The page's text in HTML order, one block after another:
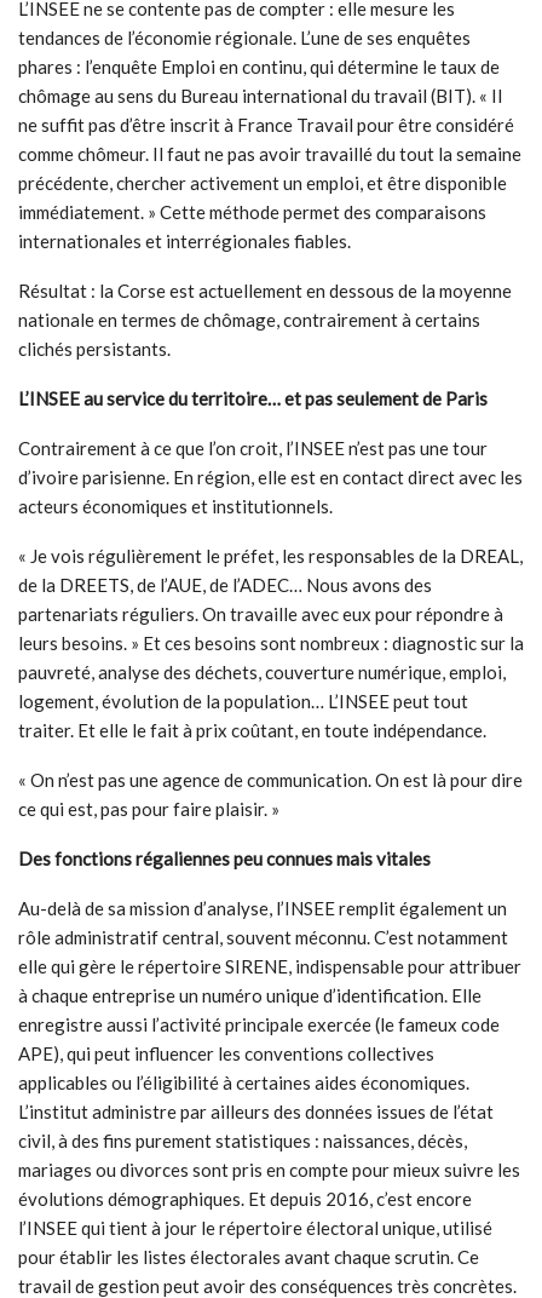
L’INSEE ne se contente pas de compter : elle mesure les
tendances de l’économie régionale. L’une de ses enquêtes
phares : l’enquête Emploi en continu, qui détermine le taux de
chômage au sens du Bureau international du travail (BIT). « Il
ne suffit pas d’être inscrit à France Travail pour être considéré
comme chômeur. Il faut ne pas avoir travaillé du tout la semaine
précédente, chercher activement un emploi, et être disponible
immédiatement. » Cette méthode permet des comparaisons
internationales et interrégionales fiables.
Résultat : la Corse est actuellement en dessous de la moyenne
nationale en termes de chômage, contrairement à certains
clichés persistants.
L’INSEE au service du territoire… et pas seulement de Paris
Contrairement à ce que l’on croit, l’INSEE n’est pas une tour
d’ivoire parisienne. En région, elle est en contact direct avec les
acteurs économiques et institutionnels.
« Je vois régulièrement le préfet, les responsables de la DREAL,
de la DREETS, de l’AUE, de l’ADEC… Nous avons des
partenariats réguliers. On travaille avec eux pour répondre à
leurs besoins. » Et ces besoins sont nombreux : diagnostic sur la
pauvreté, analyse des déchets, couverture numérique, emploi,
logement, évolution de la population… L’INSEE peut tout
traiter. Et elle le fait à prix coûtant, en toute indépendance.
« On n’est pas une agence de communication. On est là pour dire
ce qui est, pas pour faire plaisir. »
Des fonctions régaliennes peu connues mais vitales
Au-delà de sa mission d’analyse, l’INSEE remplit également un
rôle administratif central, souvent méconnu. C’est notamment
elle qui gère le répertoire SIRENE, indispensable pour attribuer
à chaque entreprise un numéro unique d’identification. Elle
enregistre aussi l’activité principale exercée (le fameux code
APE), qui peut influencer les conventions collectives
applicables ou l’éligibilité à certaines aides économiques.
L’institut administre par ailleurs des données issues de l’état
civil, à des fins purement statistiques : naissances, décès,
mariages ou divorces sont pris en compte pour mieux suivre les
évolutions démographiques. Et depuis 2016, c’est encore
l’INSEE qui tient à jour le répertoire électoral unique, utilisé
pour établir les listes électorales avant chaque scrutin. Ce
travail de gestion peut avoir des conséquences très concrètes.